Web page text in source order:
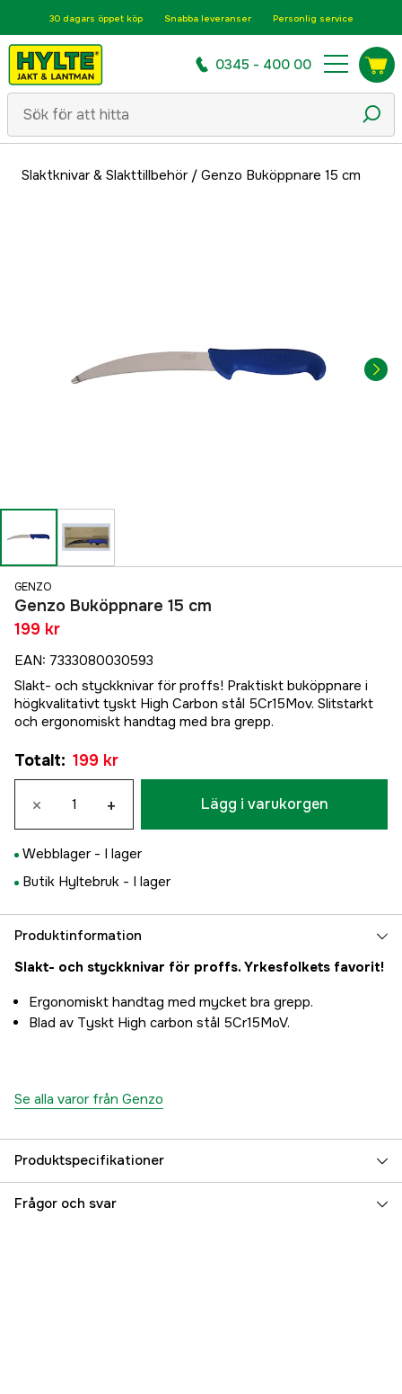
30 dagars öppet köp Snabba leveranser Personlig service
0345 - 400 00
Slaktknivar & Slakttillbehör/ Genzo Buköppnare 15 cm
GENZO
Genzo Buköppnare 15 cm
199 kr
EAN: 7333080030593
Slakt- och styckknivar för proffs! Praktiskt buköppnare i
högkvalitativt tyskt High Carbon stål 5Cr15Mov. Slitstarkt
och ergonomiskt handtag med bra grepp.
Totalt: 199 kr
× + Lägg i varukorgen
Webblager - I lager
Butik Hyltebruk - I lager
Produktinformation
Slakt- och styckknivar för proffs. Yrkesfolkets favorit!
Ergonomiskt handtag med mycket bra grepp.
Blad av Tyskt High carbon stål 5Cr15MoV.
Se alla varor från Genzo
Produktspecifikationer
Referensnummer 3000006847
Frågor och svar